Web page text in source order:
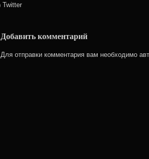
Twitter
Добавить комментарий
Для отправки комментария вам необходимо